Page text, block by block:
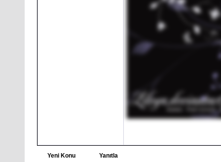
Yeni Konu Yanıtla